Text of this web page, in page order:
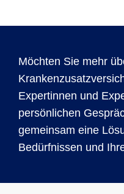
Möchten Sie mehr
Expertinnen und
persönlichen
gemeinsam eine
Bedürfnissen und